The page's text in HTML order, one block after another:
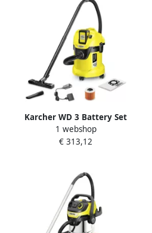
Karcher WD 3 Battery Set
Accu Nat- en
droogstofzuiger 1.629-911.0
1 webshop
€ 313,12